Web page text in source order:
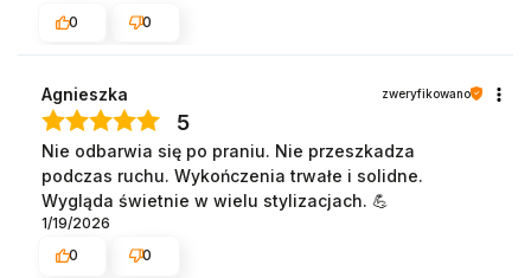
0
0
Agnieszka zweryfikowano
5
Nie odbarwia się po praniu. Nie przeszkadza
podczas ruchu. Wykończenia trwałe i solidne.
Wygląda świetnie w wielu stylizacjach. 💪
1/19/2026
0
0